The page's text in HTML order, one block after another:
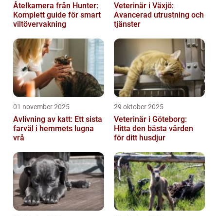
Åtelkamera från Hunter:
Komplett guide för smart
viltövervakning
Veterinär i Växjö:
Avancerad utrustning och
tjänster
01 november 2025
Avlivning av katt: Ett sista
farväl i hemmets lugna
vrå
29 oktober 2025
Veterinär i Göteborg:
Hitta den bästa vården
för ditt husdjur